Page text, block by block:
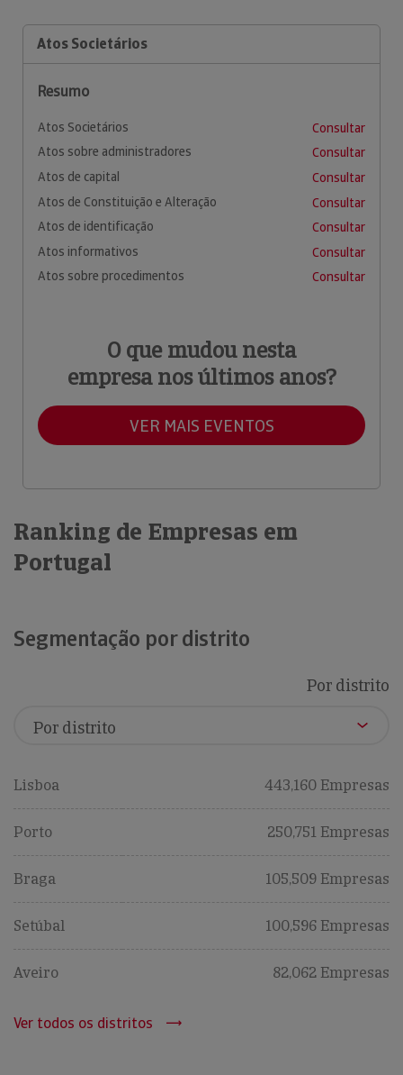
Atos Societários
Resumo
Atos Societários
Consultar
Atos sobre administradores
Consultar
Atos de capital
Consultar
Atos de Constituição e Alteração
Consultar
Atos de identificação
Consultar
Atos informativos
Consultar
Atos sobre procedimentos
Consultar
O que mudou nesta
empresa nos últimos anos?
VER MAIS EVENTOS
Ranking de Empresas em
Portugal
Segmentação por distrito
Por distrito
Lisboa 443,160 Empresas
Porto 250,751 Empresas
Braga 105,509 Empresas
Setúbal 100,596 Empresas
Aveiro 82,062 Empresas
Ver todos os distritos